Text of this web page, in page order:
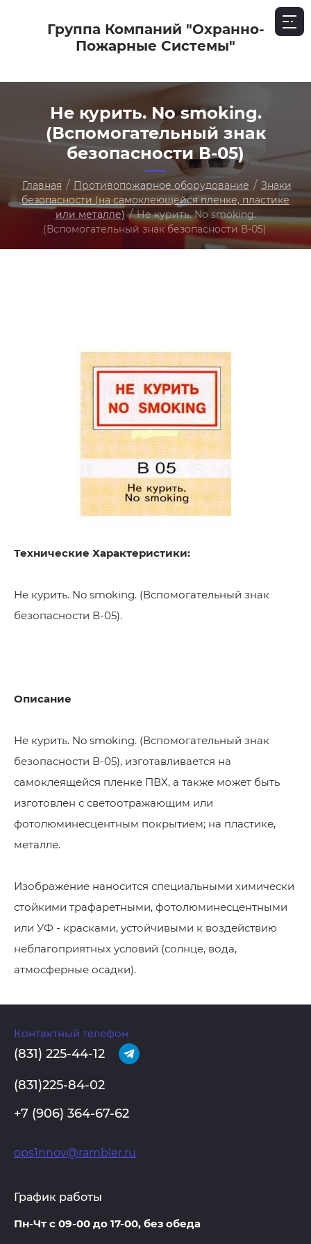
Группа Компаний "Охранно-
Пожарные Системы"
Не курить. No smoking.
(Вспомогательный знак
безопасности В-05)
Главная / Противопожарное оборудование / Знаки
безопасности (на самоклеющейся пленке, пластике
или металле) / Не курить. No smoking.
(Вспомогательный знак безопасности В-05)
Технические Характеристики:
Не курить. No smoking. (Вспомогательный знак
безопасности В-05).
Описание
Не курить. No smoking. (Вспомогательный знак
безопасности В-05), изготавливается на
самоклеящейся пленке ПВХ, а также может быть
изготовлен с светоотражающим или
фотолюминесцентным покрытием; на пластике,
металле.
Изображение наносится специальными химически
стойкими трафаретными, фотолюминесцентными
или УФ - красками, устойчивыми к воздействию
неблагоприятных условий (солнце, вода,
атмосферные осадки).
Контактный телефон
(831) 225-44-12
(831)225-84-02
+7 (906) 364-67-62
ops1nnov@rambler.ru
График работы
Пн-Чт с 09-00 до 17-00, без обеда